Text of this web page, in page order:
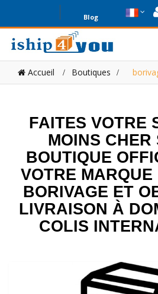
Blog
Accueil Boutiques >
FAITES VOTRE
MOINS CHER
BOUTIQUE
VOTRE MARQUE
BORIVAGE ET
LIVRAISON À
COLIS